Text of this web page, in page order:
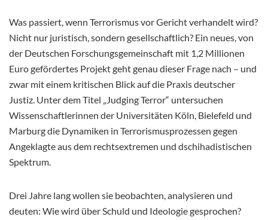
Was passiert, wenn Terrorismus vor Gericht verhandelt wird?
Nicht nur juristisch, sondern gesellschaftlich? Ein neues, von
der Deutschen Forschungsgemeinschaft mit 1,2 Millionen
Euro gefördertes Projekt geht genau dieser Frage nach – und
zwar mit einem kritischen Blick auf die Praxis deutscher
Justiz. Unter dem Titel „Judging Terror“ untersuchen
Wissenschaftlerinnen der Universitäten Köln, Bielefeld und
Marburg die Dynamiken in Terrorismusprozessen gegen
Angeklagte aus dem rechtsextremen und dschihadistischen
Spektrum.
Drei Jahre lang wollen sie beobachten, analysieren und
deuten: Wie wird über Schuld und Ideologie gesprochen?